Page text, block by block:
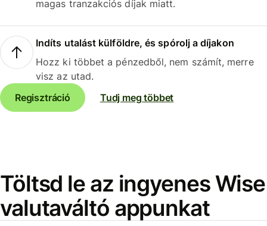
magas tranzakciós díjak miatt.
Indíts utalást külföldre, és spórolj a díjakon
Hozz ki többet a pénzedből, nem számít, merre
visz az utad.
Regisztráció
Tudj meg többet
Töltsd le az ingyenes Wise
valutaváltó appunkat